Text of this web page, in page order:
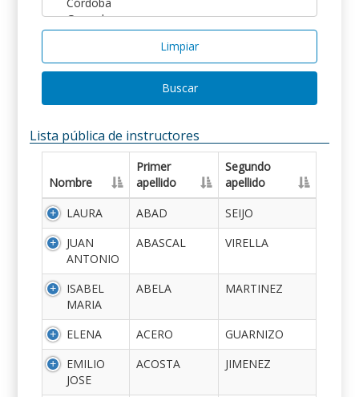
Limpiar
Buscar
Lista pública de instructores
Nombre
Primer
apellido
Segundo
apellido
LAURA
ABAD
SEIJO
JUAN
ANTONIO
ABASCAL VIRELLA
ISABEL
MARIA
ABELA MARTINEZ
ELENA ACERO
GUARNIZO
EMILIO
JOSE
ACOSTA JIMENEZ